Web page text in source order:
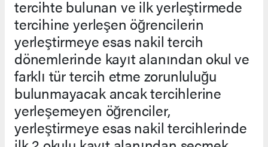
tercihte bulunan ve ilk yerleştirmede
tercihine yerleşen öğrencilerin
yerleştirmeye esas nakil tercih
dönemlerinde kayıt alanından okul ve
farklı tür tercih etme zorunluluğu
bulunmayacak ancak tercihlerine
yerleşemeyen öğrenciler,
yerleştirmeye esas nakil tercihlerinde